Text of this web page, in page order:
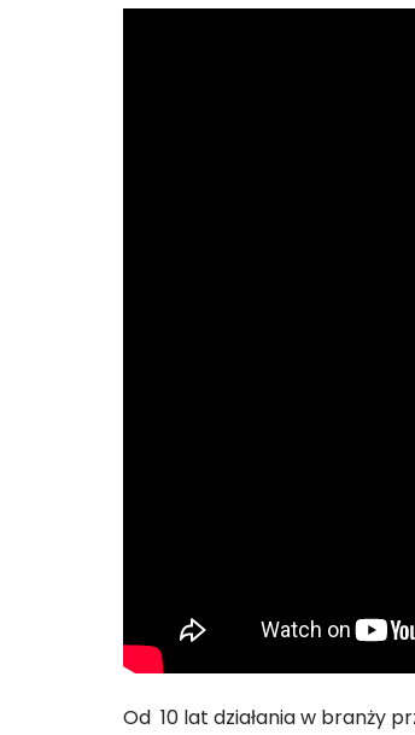
Od 10 lat działania w branży